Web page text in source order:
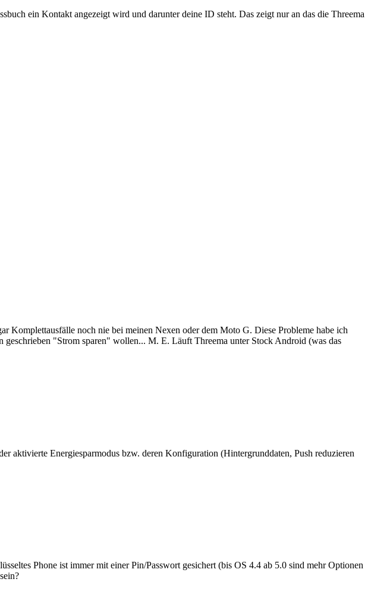
ein Kontakt angezeigt wird und darunter deine ID steht. Das zeigt nur an das die Threema
Komplettausfälle noch nie bei meinen Nexen oder dem Moto G. Diese Probleme habe ich
"Strom sparen" wollen... M. E. Läuft Threema unter Stock Android (was das
aktivierte Energiesparmodus bzw. deren Konfiguration (Hintergrunddaten, Push reduzieren
Phone ist immer mit einer Pin/Passwort gesichert (bis OS 4.4 ab 5.0 sind mehr Optionen